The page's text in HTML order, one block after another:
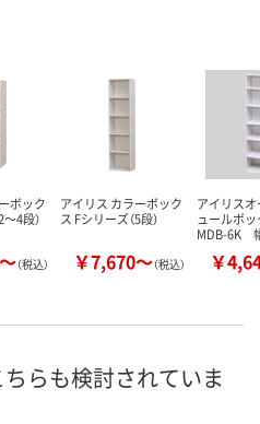
ボック
4段）
（税込）
アイリス カラーボック
ス Fシリーズ（5段）
￥7,670～（税込）
アイリス
ュールボ
MDB-6K
￥
らも検討されていま